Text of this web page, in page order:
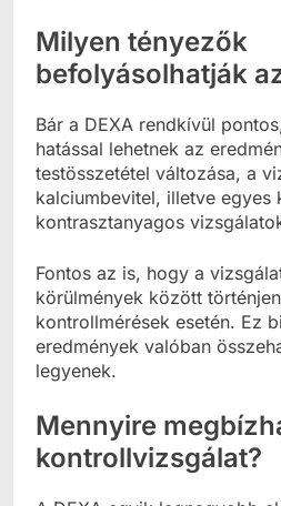
Milyen tényezők
befolyásolhatják
Bár a DEXA rendkívül
hatással lehetnek az
testösszetétel változása, a
kalciumbevitel, illetve egyes
kontrasztanyagos
Fontos az is, hogy a
körülmények között
kontrollmérések esetén. Ez
eredmények valóban
legyenek.
Mennyire
kontrollvizsgálat?